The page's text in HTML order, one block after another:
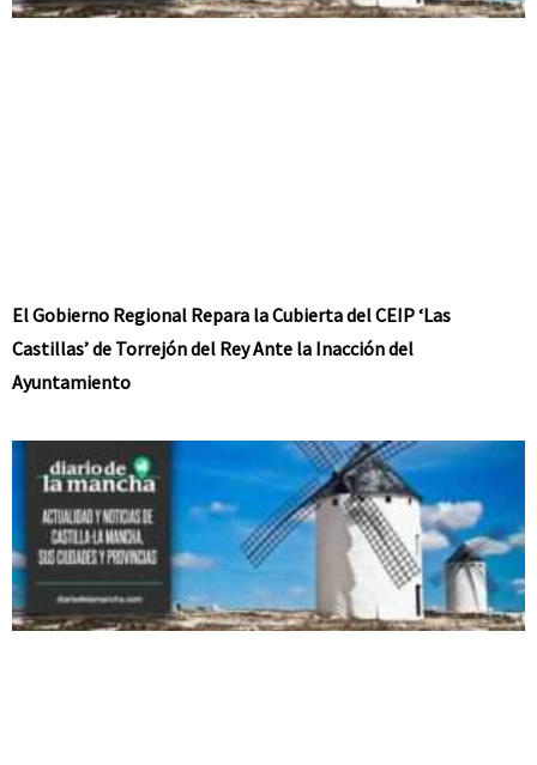
El Gobierno Regional Repara la Cubierta del CEIP ‘Las
Castillas’ de Torrejón del Rey Ante la Inacción del
Ayuntamiento